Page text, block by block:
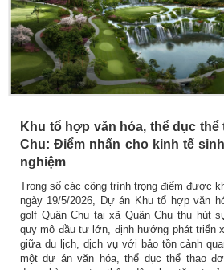
Khu tổ hợp văn hóa, thể dục thể
Chu: Điểm nhấn cho kinh tế
nghiệm
Trong số các công trình trọng điểm được
ngày 19/5/2026, Dự án Khu tổ hợp văn
golf Quân Chu tại xã Quân Chu thu hút
quy mô đầu tư lớn, định hướng phát triển
giữa du lịch, dịch vụ với bảo tồn cảnh
một dự án văn hóa, thể dục thể thao